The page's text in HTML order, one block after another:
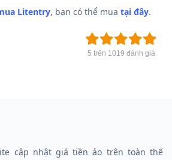
Litentry, bạn có thể mua tại đây.
5 trên 1019 đánh giá
cập nhật giá tiền ảo trên toàn thế